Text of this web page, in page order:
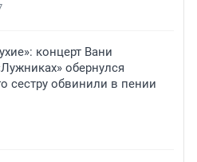
концерт Вани
обернулся
сестру обвинили в пении